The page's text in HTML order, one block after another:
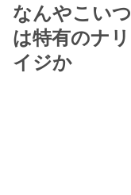
なんやこい
は特有のナ
イジか